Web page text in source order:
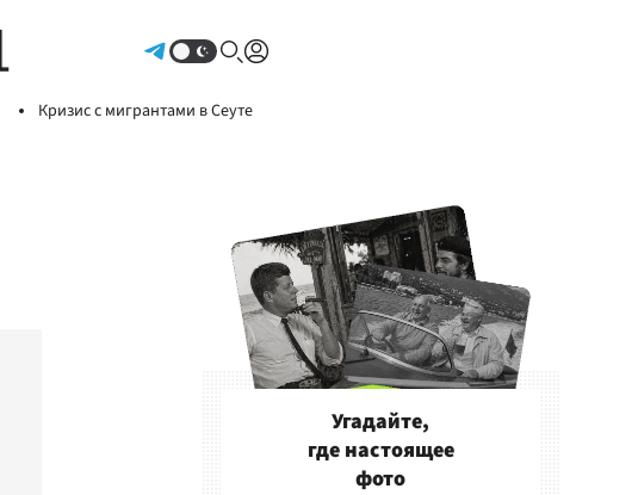
Кризис с мигрантами в Сеуте
Угадайте,
где настоящее
фото